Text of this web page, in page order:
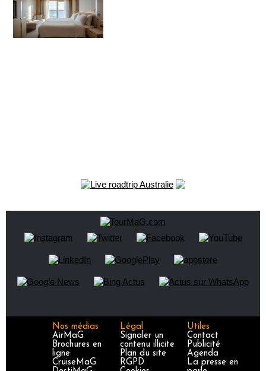
Nos médias
AirMaG
Brochures en
ligne
CruiseMaG
Légal
Signaler un
contenu illicite
Plan du site
RGPD
Utiles
Contact
Publicité
Agenda
La presse en